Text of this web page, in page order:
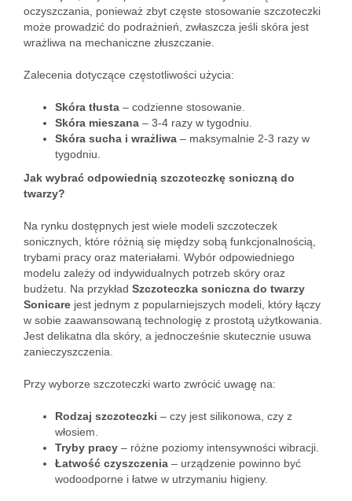
oczyszczania, ponieważ zbyt częste stosowanie szczoteczki
może prowadzić do podrażnień, zwłaszcza jeśli skóra jest
wrażliwa na mechaniczne złuszczanie.
Zalecenia dotyczące częstotliwości użycia:
Skóra tłusta – codzienne stosowanie.
Skóra mieszana – 3-4 razy w tygodniu.
Skóra sucha i wrażliwa – maksymalnie 2-3 razy w
tygodniu.
Jak wybrać odpowiednią szczoteczkę soniczną do
twarzy?
Na rynku dostępnych jest wiele modeli szczoteczek
sonicznych, które różnią się między sobą funkcjonalnością,
trybami pracy oraz materiałami. Wybór odpowiedniego
modelu zależy od indywidualnych potrzeb skóry oraz
budżetu. Na przykład Szczoteczka soniczna do twarzy
Sonicare jest jednym z popularniejszych modeli, który łączy
w sobie zaawansowaną technologię z prostotą użytkowania.
Jest delikatna dla skóry, a jednocześnie skutecznie usuwa
zanieczyszczenia.
Przy wyborze szczoteczki warto zwrócić uwagę na:
Rodzaj szczoteczki – czy jest silikonowa, czy z
włosiem.
Tryby pracy – różne poziomy intensywności wibracji.
Łatwość czyszczenia – urządzenie powinno być
wodoodporne i łatwe w utrzymaniu higieny.